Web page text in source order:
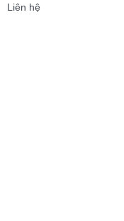
Liên hệ